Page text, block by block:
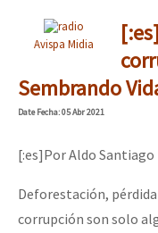
Avispa Midia
Sembrando
DateFecha: 05 Abr 2021
[:es]Por Aldo Santiago
Deforestación,
corrupción son solo